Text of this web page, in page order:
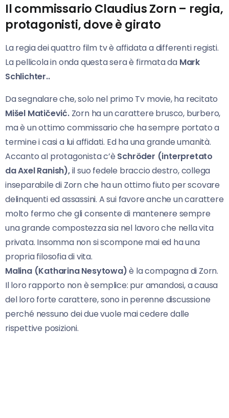
Il commissario Claudius Zorn – regia,
protagonisti, dove è girato
La regia dei quattro film tv è affidata a differenti registi.
La pellicola in onda questa sera è firmata da Mark
Schlichter..
Da segnalare che, solo nel primo Tv movie, ha recitato
Mišel Matičević.Zorn ha un carattere brusco, burbero,
ma è un ottimo commissario che ha sempre portato a
termine i casi a lui affidati. Ed ha una grande umanità.
Accanto al protagonista c’è Schröder (interpretato
da Axel Ranish),il suo fedele braccio destro, collega
inseparabile di Zorn che ha un ottimo fiuto per scovare
delinquenti ed assassini. A sui favore anche un carattere
molto fermo che gli consente di mantenere sempre
una grande compostezza sia nel lavoro che nella vita
privata. Insomma non si scompone mai ed ha una
propria filosofia di vita.
Malina (Katharina Nesytowa)è la compagna di Zorn.
Il loro rapporto non è semplice: pur amandosi, a causa
del loro forte carattere, sono in perenne discussione
perché nessuno dei due vuole mai cedere dalle
rispettive posizioni.